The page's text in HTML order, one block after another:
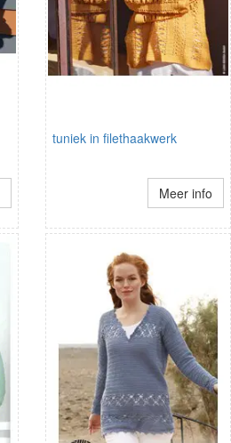
tuniek in filethaakwerk
Meer info